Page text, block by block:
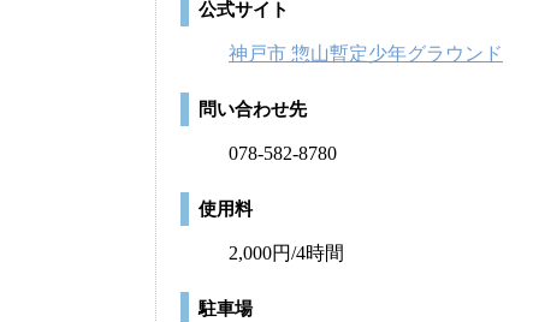
公式サイト
神戸市 惣山暫定少年グラウンド
問い合わせ先
078-582-8780
使用料
2,000円/4時間
駐車場